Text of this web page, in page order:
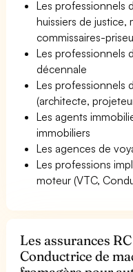
Les professionnels
huissiers de justice,
commissaires-
Les professionnels
décennale
Les professionnels
(architecte,
Les agents
immobiliers
Les agences de
Les professions
moteur (VTC,
Les assurances
Conductrice de